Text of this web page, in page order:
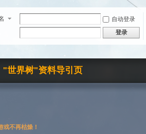
自动登录
登录
"世界树"资料导引页
戏不再枯燥！